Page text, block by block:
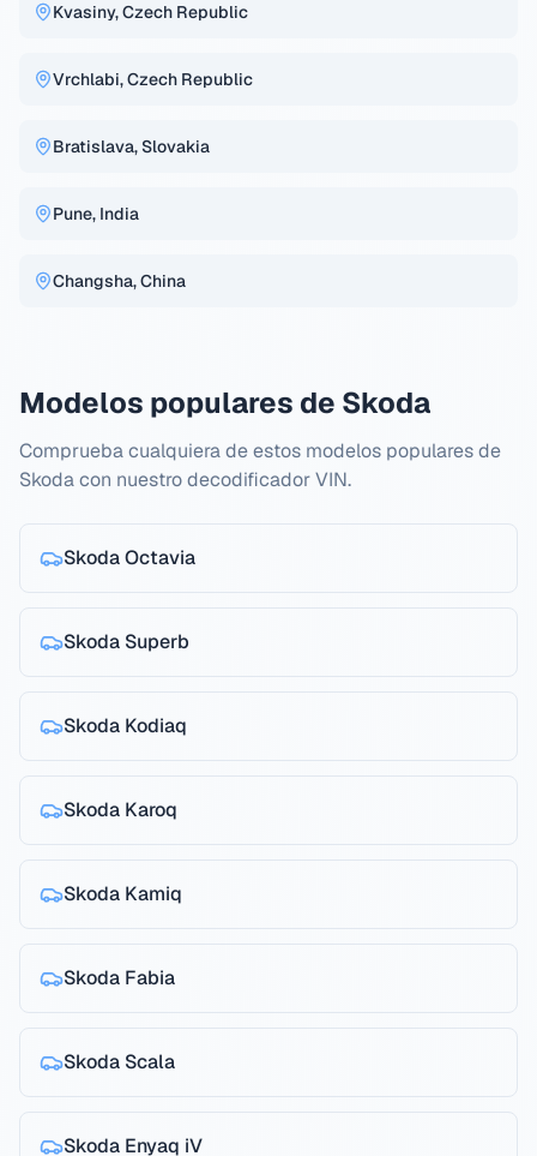
Kvasiny, Czech Republic
Vrchlabi, Czech Republic
Bratislava, Slovakia
Pune, India
Changsha, China
Modelos populares de Skoda
Comprueba cualquiera de estos modelos populares de
Skoda con nuestro decodificador VIN.
SkodaOctavia
Skoda Superb
Skoda Kodiaq
Skoda Karoq
Skoda Kamiq
Skoda Fabia
Skoda Scala
Skoda Enyaq iV